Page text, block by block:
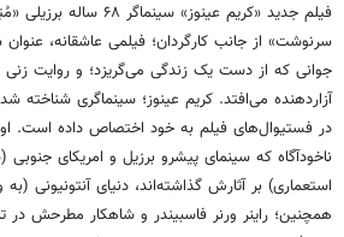
فیلم جدید «کریم عینوز»
سرنوشت» از جانب کارگردان؛ فیلمی عاشقانه،
جوانی که از دست یک زندگی می‌گریزد؛ و روایت
آزاردهنده می‌افتد. کریم عینوز؛ سینماگری شناخته
در فستیوال‌های فیلم به خود اختصاص داده است. او
ناخودآگاه که سینمای پیشرو برزیل و امریکای
استعماری) بر آثارش گذاشته‌اند، دنیای آنتونیونی
همچنین؛ راینر ورنر فاسبیندر و شاهکار مطرحش